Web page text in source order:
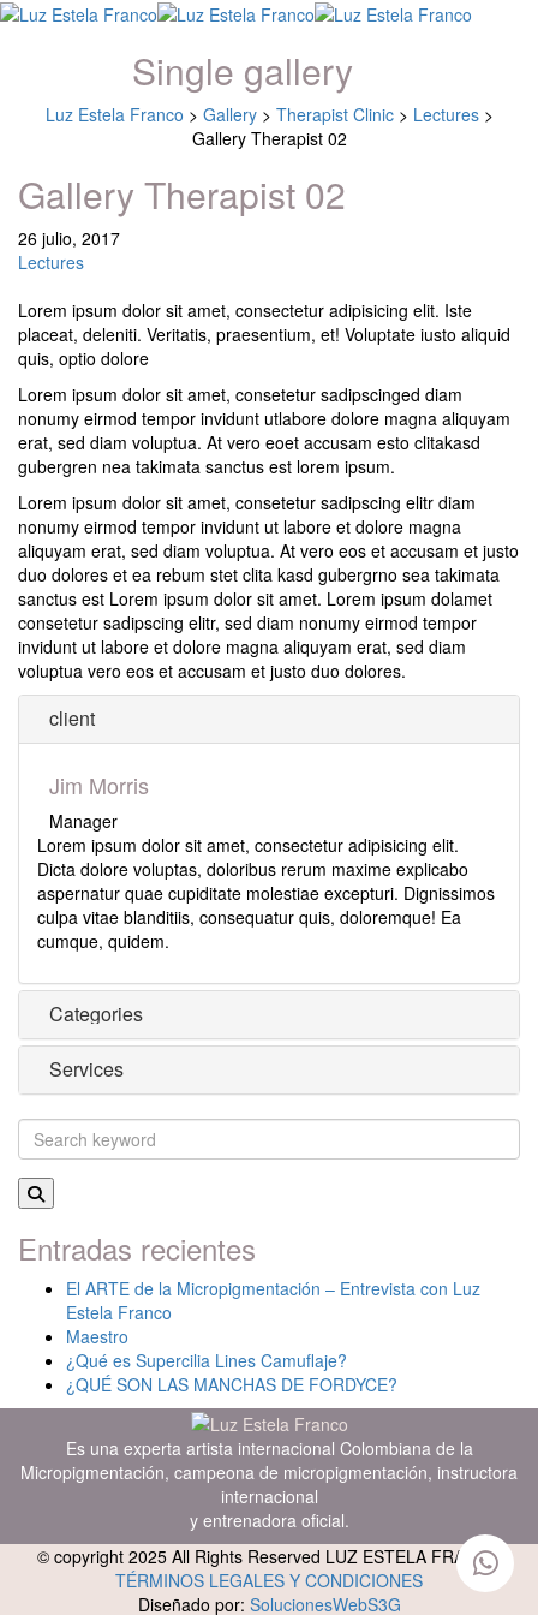
Single gallery
Luz Estela Franco > Gallery> Therapist Clinic> Lectures>
Gallery Therapist 02
Gallery Therapist 02
26 julio, 2017
Lectures
Lorem ipsum dolor sit amet, consectetur adipisicing elit. Iste
placeat, deleniti. Veritatis, praesentium, et! Voluptate iusto aliquid
quis, optio dolore
Lorem ipsum dolor sit amet, consetetur sadipscinged diam
nonumy eirmod tempor invidunt utlabore dolore magna aliquyam
erat, sed diam voluptua. At vero eoet accusam esto clitakasd
gubergren nea takimata sanctus est lorem ipsum.
Lorem ipsum dolor sit amet, consetetur sadipscing elitr diam
nonumy eirmod tempor invidunt ut labore et dolore magna
aliquyam erat, sed diam voluptua. At vero eos et accusam et justo
duo dolores et ea rebum stet clita kasd gubergrno sea takimata
sanctus est Lorem ipsum dolor sit amet. Lorem ipsum dolamet
consetetur sadipscing elitr, sed diam nonumy eirmod tempor
invidunt ut labore et dolore magna aliquyam erat, sed diam
voluptua vero eos et accusam et justo duo dolores.
client
Jim Morris
Manager
Lorem ipsum dolor sit amet, consectetur adipisicing elit.
Dicta dolore voluptas, doloribus rerum maxime explicabo
aspernatur quae cupiditate molestiae excepturi. Dignissimos
culpa vitae blanditiis, consequatur quis, doloremque! Ea
cumque, quidem.
Categories
Services
Entradas recientes
El ARTE de la Micropigmentación – Entrevista con Luz
Estela Franco
Maestro
¿Qué es Supercilia Lines Camuflaje?
¿QUÉ SON LAS MANCHAS DE FORDYCE?
Es una experta artista internacional Colombiana de la
Micropigmentación, campeona de micropigmentación, instructora
internacional
y entrenadora oficial.
© copyright 2025 All Rights Reserved LUZ ESTELA FRANCO
TÉRMINOS LEGALES Y CONDICIONES
Diseñado por: SolucionesWebS3G